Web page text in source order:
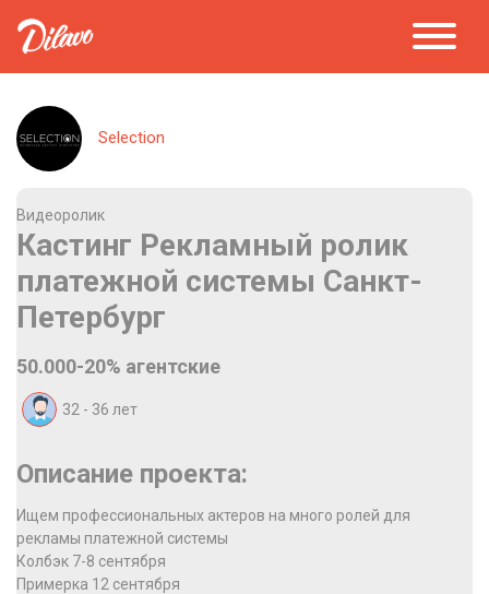
Selection
Видеоролик
Кастинг Рекламный ролик
платежной системы Санкт-
Петербург
50.000-20% агентские
32 - 36 лет
Описание проекта:
Ищем профессиональных актеров на много ролей для
рекламы платежной системы
Колбэк 7-8 сентября
Примерка 12 сентября